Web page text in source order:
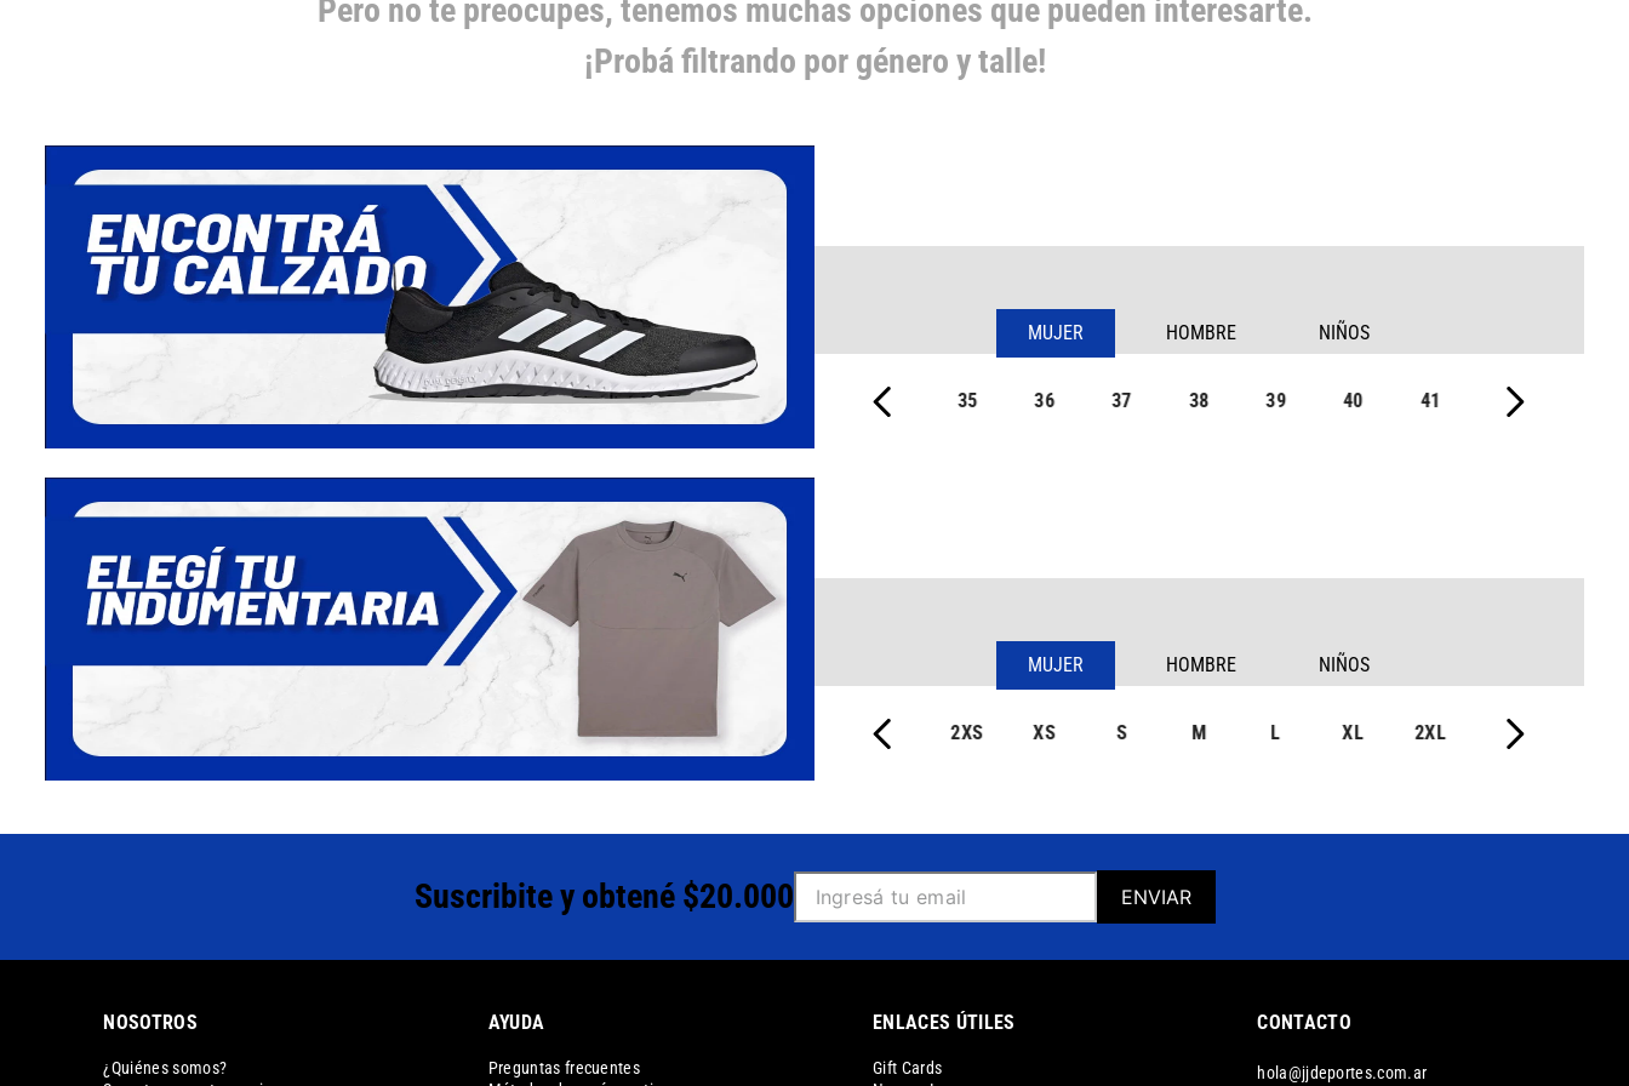
Pero no te preocupes, tenemos muchas opciones que pueden interesarte.
¡Probá filtrando por género y talle!
MUJER HOMBRE NIÑOS
35 36 37 38 39 40 41
MUJER HOMBRE NIÑOS
2XS XS S M L XL 2XL
Suscribite y obtené $20.000 ENVIAR
NOSOTROS
¿Quiénes somos?
AYUDA
Preguntas frecuentes
ENLACES ÚTILES
Gift Cards
CONTACTO
hola@jjdeportes.com.ar